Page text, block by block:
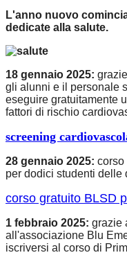
L'anno nuovo
dedicate alla salute.
18 gennaio 2025:
gli alunni e il personale
eseguire gratuitamente
fattori di rischio
screening
28 gennaio 2025: corso
per dodici studenti delle
corso gratuito BLSD
1 febbraio 2025: grazie
all'associazione Blu
iscriversi al corso di